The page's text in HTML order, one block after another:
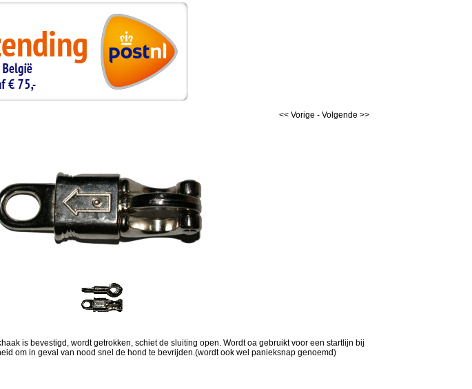
<< Vorige - Volgende >>
is bevestigd, wordt getrokken, schiet de sluiting open. Wordt oa gebruikt voor een startlijn bij
om in geval van nood snel de hond te bevrijden.(wordt ook wel panieksnap genoemd)